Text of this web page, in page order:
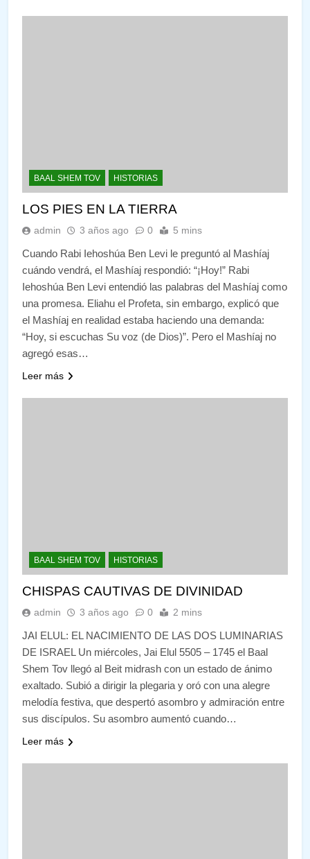
BAAL SHEM TOV HISTORIAS
LOS PIES EN LA TIERRA
admin 3 años ago 0 5 mins
Cuando Rabi Iehoshúa Ben Levi le preguntó al Mashíaj
cuándo vendrá, el Mashíaj respondió: “¡Hoy!” Rabi
Iehoshúa Ben Levi entendió las palabras del Mashíaj como
una promesa. Eliahu el Profeta, sin embargo, explicó que
el Mashíaj en realidad estaba haciendo una demanda:
“Hoy, si escuchas Su voz (de Dios)”. Pero el Mashíaj no
agregó esas…
Leer más
BAAL SHEM TOV HISTORIAS
CHISPAS CAUTIVAS DE DIVINIDAD
admin 3 años ago 0 2 mins
JAI ELUL: EL NACIMIENTO DE LAS DOS LUMINARIAS
DE ISRAEL Un miércoles, Jai Elul 5505 – 1745 el Baal
Shem Tov llegó al Beit midrash con un estado de ánimo
exaltado. Subió a dirigir la plegaria y oró con una alegre
melodía festiva, que despertó asombro y admiración entre
sus discípulos. Su asombro aumentó cuando…
Leer más